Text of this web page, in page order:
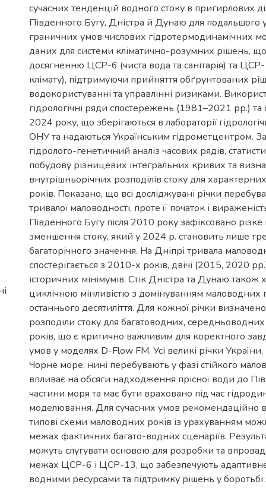
сучасних тенденцій водного стоку в пригирлових
Південного Бугу, Дністра й Дунаю для подальшого
граничних умов числових гідротермодинамічних
даних для системи кліматично-розумних рішень,
досягненню ЦСР-6 (чиста вода та санітарія) та
клімату), підтримуючи прийняття обґрунтованих
водокористуванні та управлінні ризиками.
гідрологічні ряди спостережень (1981–2021 рр.) та
2024 року, що зберігаються в лабораторії
ОНУ та надаються Українським гідрометцентром.
гідролого-генетичний аналіз часових рядів,
побудову різницевих інтегральних кривих та
внутрішньорічних розподілів стоку для
років. Показано, що всі досліджувані річки
тривалої маловодності, проте її початок і
Південного Бугу після 2010 року зафіксовано різке
зменшення стоку, який у 2024 р. становить лише
багаторічного значення. На Дніпрі тривала
спостерігається з 2010-х років, двічі (2015, 2020
історичних мінімумів. Стік Дністра та Дунаю також
циклічною мінливістю з домінуванням маловодних
останнього десятиліття. Для кожної річки
розподіли стоку для багатоводних,
років, що є критично важливим для коректного
умов у моделях D-Flow FM. Усі великі річки
Чорне море, нині перебувають у фазі стійкого
впливає на обсяги надходження прісної води до
частини моря та має бути враховано під час
моделювання. Для сучасних умов рекомендаційно
типові схеми маловодних років із урахуванням
межах фактичних багато-водних сценаріїв.
можуть слугувати основою для розробки та
межах ЦСР-6 і ЦСР-13, що забезпечують